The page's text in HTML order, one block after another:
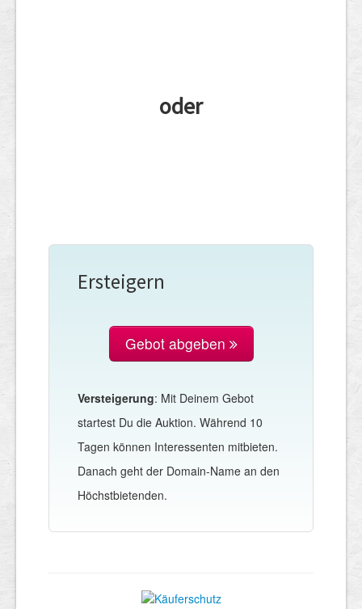
oder
Ersteigern
Gebot abgeben
Versteigerung: Mit Deinem Gebot
startest Du die Auktion. Während 10
Tagen können Interessenten mitbieten.
Danach geht der Domain-Name an den
Höchstbietenden.